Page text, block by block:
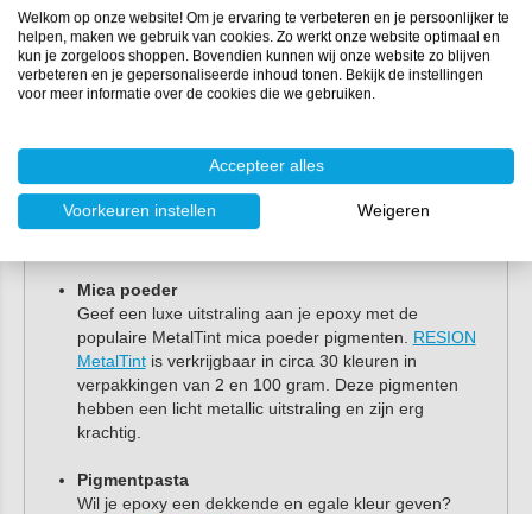
Resin Art pigmenten
Met onze resin art pigmenten maak je elk epoxy
kunstwerk uniek en laat je je creativiteit de vrije
pigmenten van topkwaliteit. Ons assortiment bestaat
uit pigmentpoeders (mica poeders), pigmentpasta’s,
alcohol inkt, transparante pigmenten en nog veel
Mica poeder
Geef een luxe uitstraling aan je epoxy met de
populaire MetalTint mica poeder pigmenten. RESION
MetalTintis verkrijgbaar in circa 30 kleuren in
verpakkingen van 2 en 100 gram. Deze pigmenten
hebben een licht metallic uitstraling en zijn erg
krachtig.
Pigmentpasta
Wil je epoxy een dekkende en egale kleur geven?
Welkom op onze website! Om je ervaring te verbeteren en je persoonlijker te
helpen, maken we gebruik van cookies. Zo werkt onze website optimaal en
kun je zorgeloos shoppen. Bovendien kunnen wij onze website zo blijven
verbeteren en je gepersonaliseerde inhoud tonen. Bekijk de instellingen
voor meer informatie over de cookies die we gebruiken.
Accepteer alles
Voorkeuren instellen Weigeren